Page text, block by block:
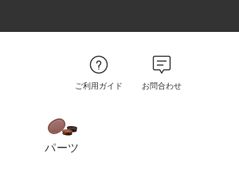
ご利用ガイド お問合わせ
パーツ